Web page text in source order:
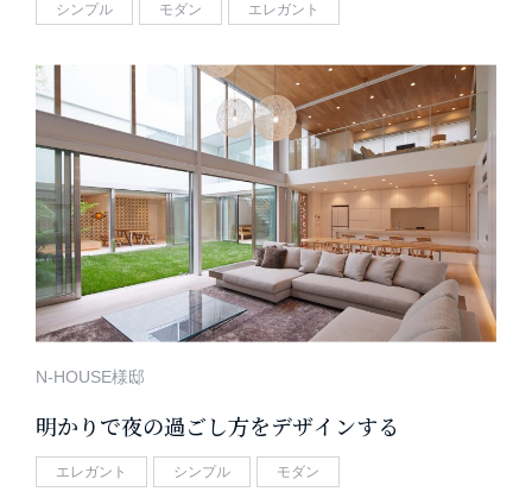
シンプル モダン エレガント
N-HOUSE様邸
明かりで夜の過ごし方をデザインする
エレガント シンプル モダン